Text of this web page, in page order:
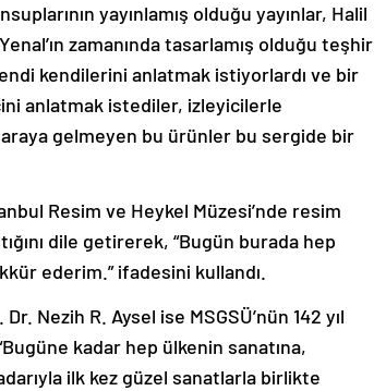
yayınlamış olduğu yayınlar, Halil
zamanında tasarlamış olduğu teşhir
kendilerini anlatmak istiyorlardı ve bir
anlatmak istediler, izleyicilerle
gelmeyen bu ürünler bu sergide bir
Resim ve Heykel Müzesi’nde resim
dile getirerek, “Bugün burada hep
ederim.” ifadesini kullandı.
Nezih R. Aysel ise MSGSÜ’nün 142 yıl
kadar hep ülkenin sanatına,
ilk kez güzel sanatlarla birlikte